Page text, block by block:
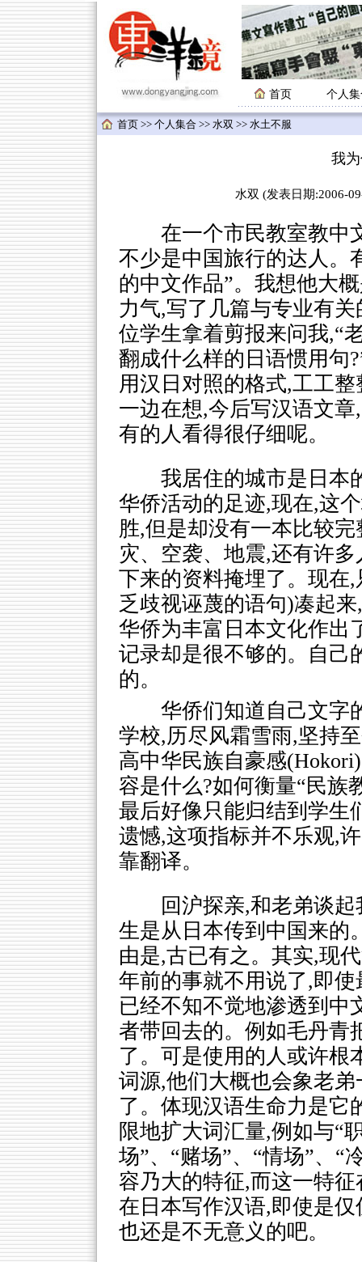
首页 个人
首页 >> 个人集合 >> 水双 >> 水土不服
我
水双 (发表日期:2006-
在一个市民教室教中文
不少是中国旅行的达人。
的中文作品”。我想他大
力气,写了几篇与专业有
位学生拿着剪报来问我,“
翻成什么样的日语惯用句
用汉日对照的格式,工工
一边在想,今后写汉语文
有的人看得很仔细呢。
我居住的城市是日本
华侨活动的足迹,现在,这
胜,但是却没有一本比较
灾、空袭、地震,还有许
下来的资料掩埋了。现在
乏歧视诬蔑的语句)凑起
华侨为丰富日本文化作出
记录却是很不够的。自己
的。
华侨们知道自己文字
学校,历尽风霜雪雨,坚持
高中华民族自豪感
容是什么?如何衡量“民族
最后好像只能归结到学生
遗憾,这项指标并不乐观,
靠翻译。
回沪探亲,和老弟谈
生是从日本传到中国来的
由是,古已有之。其实,现
年前的事就不用说了,即使
已经不知不觉地渗透到中
者带回去的。例如毛丹青
了。可是使用的人或许根
词源,他们大概也会象老
了。体现汉语生命力是它
限地扩大词汇量,例如与“
场”、“赌场”、“情场”、“
容乃大的特征,而这一特
在日本写作汉语,即使是
也还是不无意义的吧。